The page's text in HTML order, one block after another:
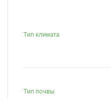
Тип климата
Тип почвы